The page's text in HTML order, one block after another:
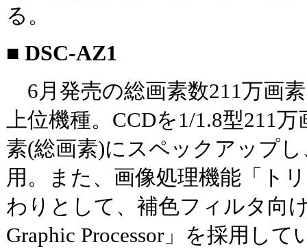
る。
■ DSC-AZ1
6月発売の総画素数211万画
上位機種。CCDを1/1.8型211
素(総画素)にスペックアップ
用。また、画像処理機能「ト
わりとして、補色フィルタ向
Graphic Processor」を採用し